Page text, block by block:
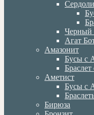
Черный
Агат
Амазонит
Бусы с
Аметист
Бусы с
Бирюза